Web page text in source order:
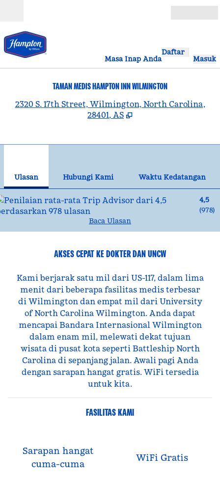
Masa Inap Anda
Daftar
Masuk
TAMAN MEDIS HAMPTON INN WILMINGTON
2320 S. 17th Street, Wilmington, North Carolina,
28401, AS
Ulasan Hubungi Kami
Waktu Kedatangan
4,5
(978)
Baca Ulasan
AKSES CEPAT KE DOKTER DAN UNCW
Kami berjarak satu mil dari US-117, dalam lima
menit dari beberapa fasilitas medis terbesar
di Wilmington dan empat mil dari University
of North Carolina Wilmington. Anda dapat
mencapai Bandara Internasional Wilmington
dalam enam mil, melewati dekat tujuan
wisata di pusat kota seperti Battleship North
Carolina di sepanjang jalan. Awali pagi Anda
dengan sarapan hangat gratis. WiFi tersedia
untuk kita.
FASILITAS KAMI
Sarapan hangat
cuma-cuma
WiFi Gratis